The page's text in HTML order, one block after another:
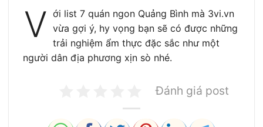
V ới list 7 quán ngon Quảng Bình mà 3vi.vn
vừa gợi ý, hy vọng bạn sẽ có được những
trải nghiệm ẩm thực đặc sắc như một
người dân địa phương xịn sò nhé.
Đánh giá post